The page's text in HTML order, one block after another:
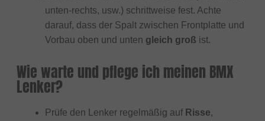
unten-rechts, usw.) schrittweise fest. Achte
darauf, dass der Spalt zwischen Frontplatte und
Vorbau oben und unten gleich groß ist.
Wie warte und pflege ich meinen BMX
Lenker?
Prüfe den Lenker regelmäßig auf Risse,